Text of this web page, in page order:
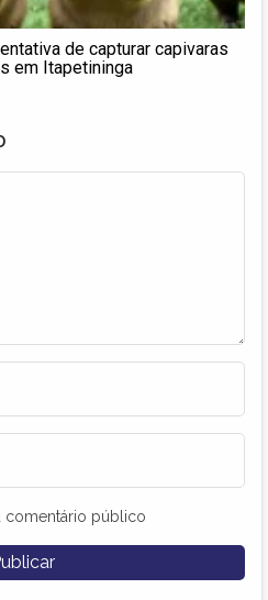
de capturar capivaras
em Itapetininga
comentário público